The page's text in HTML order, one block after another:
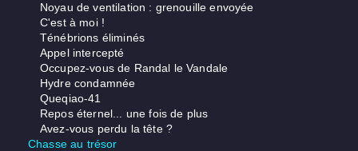
Noyau de ventilation : grenouille envoyée
C'est à moi !
Ténébrions éliminés
Appel intercepté
Occupez-vous de Randal le Vandale
Hydre condamnée
Queqiao-41
Repos éternel... une fois de plus
Avez-vous perdu la tête ?
Chasse au trésor